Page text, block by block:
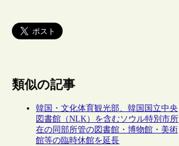
類似の記事
韓国・文化体育観光部、韓国国立中央
図書館（NLK）を含むソウル特別市所
在の同部所管の図書館・博物館・美術
館等の臨時休館を延長